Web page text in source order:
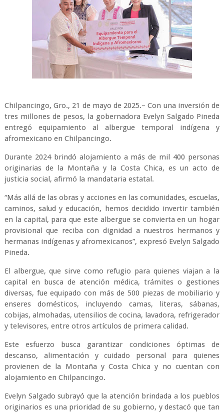
Chilpancingo, Gro., 21 de mayo de 2025.– Con una inversión de
tres millones de pesos, la gobernadora Evelyn Salgado Pineda
entregó equipamiento al albergue temporal indígena y
afromexicano en Chilpancingo.
Durante 2024 brindó alojamiento a más de mil 400 personas
originarias de la Montaña y la Costa Chica, es un acto de
justicia social, afirmó la mandataria estatal.
“Más allá de las obras y acciones en las comunidades, escuelas,
caminos, salud y educación, hemos decidido invertir también
en la capital, para que este albergue se convierta en un hogar
provisional que reciba con dignidad a nuestros hermanos y
hermanas indígenas y afromexicanos”, expresó Evelyn Salgado
Pineda.
El albergue, que sirve como refugio para quienes viajan a la
capital en busca de atención médica, trámites o gestiones
diversas, fue equipado con más de 500 piezas de mobiliario y
enseres domésticos, incluyendo camas, literas, sábanas,
cobijas, almohadas, utensilios de cocina, lavadora, refrigerador
y televisores, entre otros artículos de primera calidad.
Este esfuerzo busca garantizar condiciones óptimas de
descanso, alimentación y cuidado personal para quienes
provienen de la Montaña y Costa Chica y no cuentan con
alojamiento en Chilpancingo.
Evelyn Salgado subrayó que la atención brindada a los pueblos
originarios es una prioridad de su gobierno, y destacó que tan